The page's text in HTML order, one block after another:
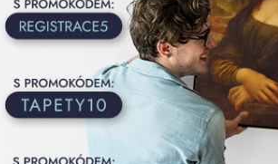
Nejoblíbenější